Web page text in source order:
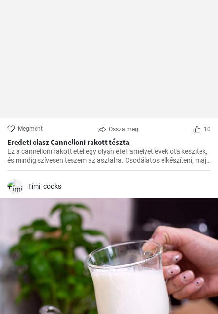
Megment Ossza meg 10
Eredeti olasz Cannelloni rakott tészta
Ez a cannelloni rakott étel egy olyan étel, amelyet évek óta készítek,
és mindig szívesen teszem az asztalra. Csodálatos elkészíteni, majd
a kívánt időben a sütőben megsütni. A paradicsomszósz
hússal töltött cannelloni pikáns ízének kombinációja egyszerűen
Timi_cooks